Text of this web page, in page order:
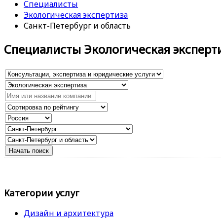
Специалисты
Экологическая экспертиза
Санкт-Петербург и область
Специалисты Экологическая
Категории услуг
Дизайн и архитектура